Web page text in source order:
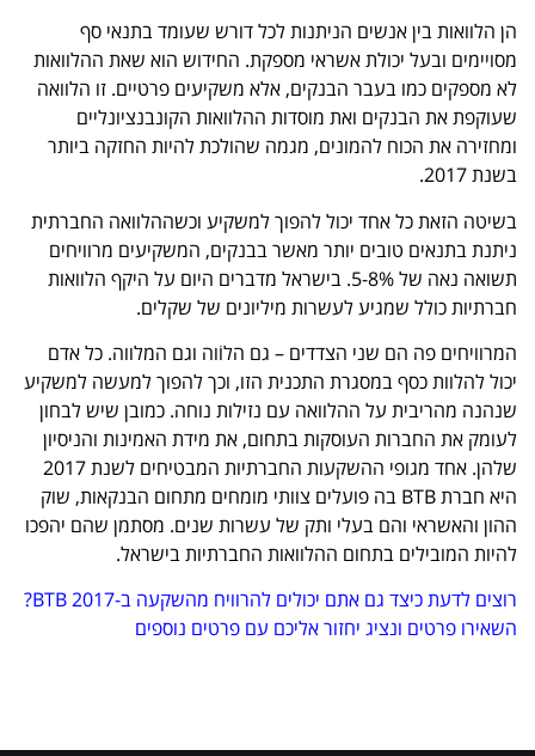
הן הלוואות בין אנשים הניתנות לכל דורש שעומד בתנאי סף
מסויימים ובעל יכולת אשראי מספקת. החידוש הוא שאת ההלוואות
לא מספקים כמו בעבר הבנקים, אלא משקיעים פרטיים. זו הלוואה
שעוקפת את הבנקים ואת מוסדות ההלוואות הקונבנציונליים
ומחזירה את הכוח להמונים, מגמה שהולכת להיות החזקה ביותר
בשנת 2017.
בשיטה הזאת כל אחד יכול להפוך למשקיע וכשההלוואה החברתית
ניתנת בתנאים טובים יותר מאשר בבנקים, המשקיעים מרוויחים
תשואה נאה של 5-8%. בישראל מדברים היום על היקף הלוואות
חברתיות כולל שמגיע לעשרות מיליונים של שקלים.
המרוויחים פה הם שני הצדדים – גם הלוֹוה וגם המלווה. כל אדם
יכול להלוות כסף במסגרת התכנית הזו, וכך להפוך למעשה למשקיע
שנהנה מהריבית על ההלוואה עם נזילות נוחה. כמובן שיש לבחון
לעומק את החברות העוסקות בתחום, את מידת האמינות והניסיון
שלהן. אחד מגופי ההשקעות החברתיות המבטיחים לשנת 2017
היא חברת BTB בה פועלים צוותי מומחים מתחום הבנקאות, שוק
ההון והאשראי והם בעלי ותק של עשרות שנים. מסתמן שהם יהפכו
להיות המובילים בתחום ההלוואות החברתיות בישראל.
רוצים לדעת כיצד גם אתם יכולים להרוויח מהשקעה ב-BTB 2017?
השאירו פרטים ונציג יחזור אליכם עם פרטים נוספים